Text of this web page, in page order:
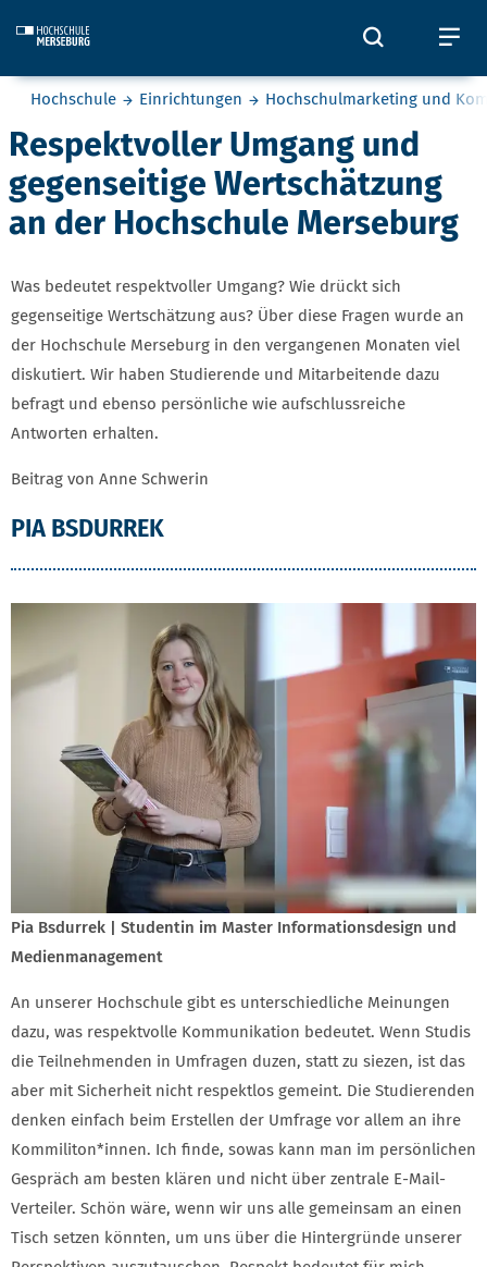
Öffnet
Sie befinden sich hier:
Hochschule Einrichtungen Hochschulmarketing und
Respektvoller Umgang und
gegenseitige Wertschätzung
an der Hochschule Merseburg
Was bedeutet respektvoller Umgang? Wie drückt sich
gegenseitige Wertschätzung aus? Über diese Fragen wurde an
der Hochschule Merseburg in den vergangenen Monaten viel
diskutiert. Wir haben Studierende und Mitarbeitende dazu
befragt und ebenso persönliche wie aufschlussreiche
Antworten erhalten.
Beitrag von Anne Schwerin
PIA BSDURREK
Pia Bsdurrek | Studentin im Master Informationsdesign und
Medienmanagement
An unserer Hochschule gibt es unterschiedliche Meinungen
dazu, was respektvolle Kommunikation bedeutet. Wenn Studis
die Teilnehmenden in Umfragen duzen, statt zu siezen, ist das
aber mit Sicherheit nicht respektlos gemeint. Die Studierenden
denken einfach beim Erstellen der Umfrage vor allem an ihre
Kommiliton*innen. Ich finde, sowas kann man im persönlichen
Gespräch am besten klären und nicht über zentrale E-Mail-
Verteiler. Schön wäre, wenn wir uns alle gemeinsam an einen
Tisch setzen könnten, um uns über die Hintergründe unserer